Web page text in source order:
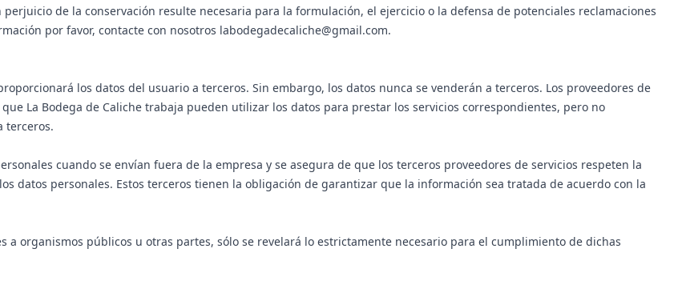
de la conservación resulte necesaria para la formulación, el ejercicio o la defensa de potenciales reclamaciones
por favor, contacte con nosotros labodegadecaliche@gmail.com.
los datos del usuario a terceros. Sin embargo, los datos nunca se venderán a terceros. Los proveedores de
La Bodega de Caliche trabaja pueden utilizar los datos para prestar los servicios correspondientes, pero no
terceros.
cuando se envían fuera de la empresa y se asegura de que los terceros proveedores de servicios respeten la
datos personales. Estos terceros tienen la obligación de garantizar que la información sea tratada de acuerdo con la
a organismos públicos u otras partes, sólo se revelará lo estrictamente necesario para el cumplimiento de dichas